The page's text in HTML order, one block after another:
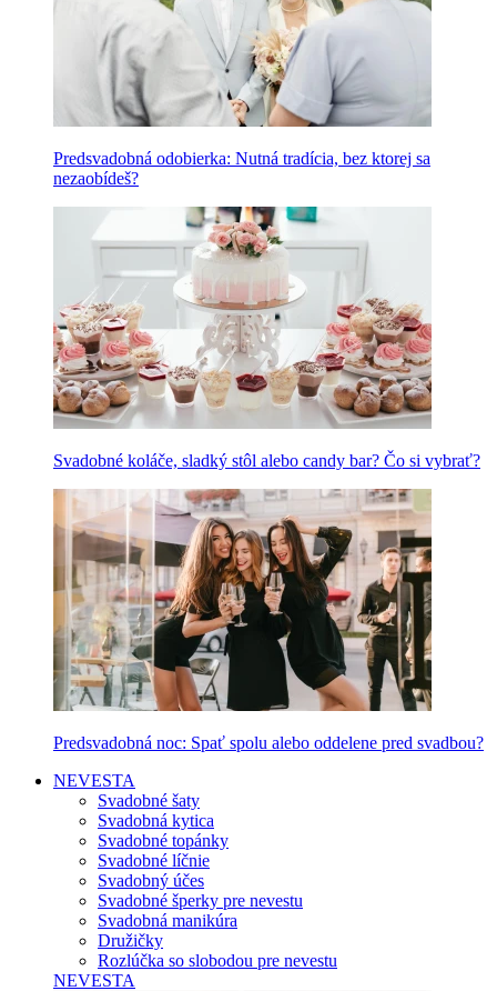
Predsvadobná odobierka: Nutná tradícia, bez ktorej sa
nezaobídeš?
Svadobné koláče, sladký stôl alebo candy bar? Čo si vybrať?
Predsvadobná noc: Spať spolu alebo oddelene pred svadbou?
NEVESTA
Svadobné šaty
Svadobná kytica
Svadobné topánky
Svadobné líčnie
Svadobný účes
Svadobné šperky pre nevestu
Svadobná manikúra
Družičky
Rozlúčka so slobodou pre nevestu
NEVESTA